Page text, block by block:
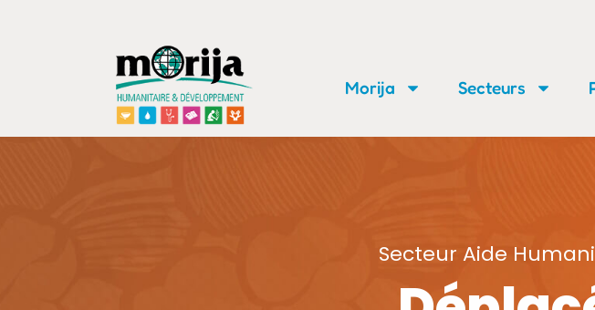
Morija Secteurs
Secteur Aide